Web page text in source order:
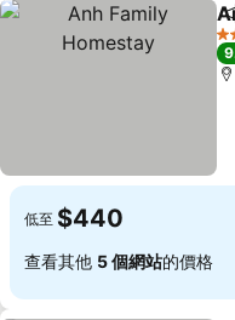
3
低至 $440
查看其他 5 個網站的價格